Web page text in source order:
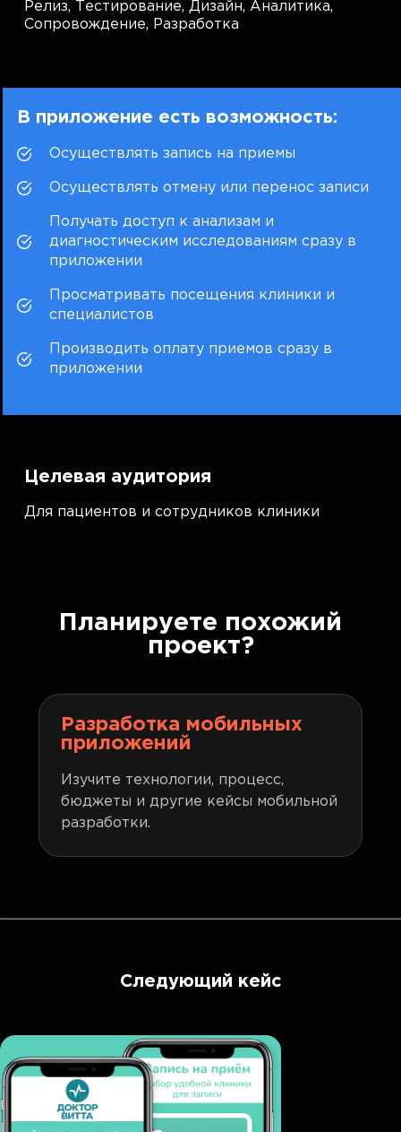
Релиз, Тестирование,Дизайн,Аналитика,
Сопровождение, Разработка
В приложение есть возможность:
Осуществлять запись на приемы
Осуществлять отмену или перенос записи
Получать доступ к анализам и
диагностическим исследованиям сразу в
приложении
Просматривать посещения клиники и
специалистов
Производить оплату приемов сразу в
приложении
Целевая аудитория
Для пациентов и сотрудников клиники
Планируете похожий
проект?
Разработка мобильных
приложений
Изучите технологии, процесс,
бюджеты и другие кейсы мобильной
разработки.
Следующий кейс